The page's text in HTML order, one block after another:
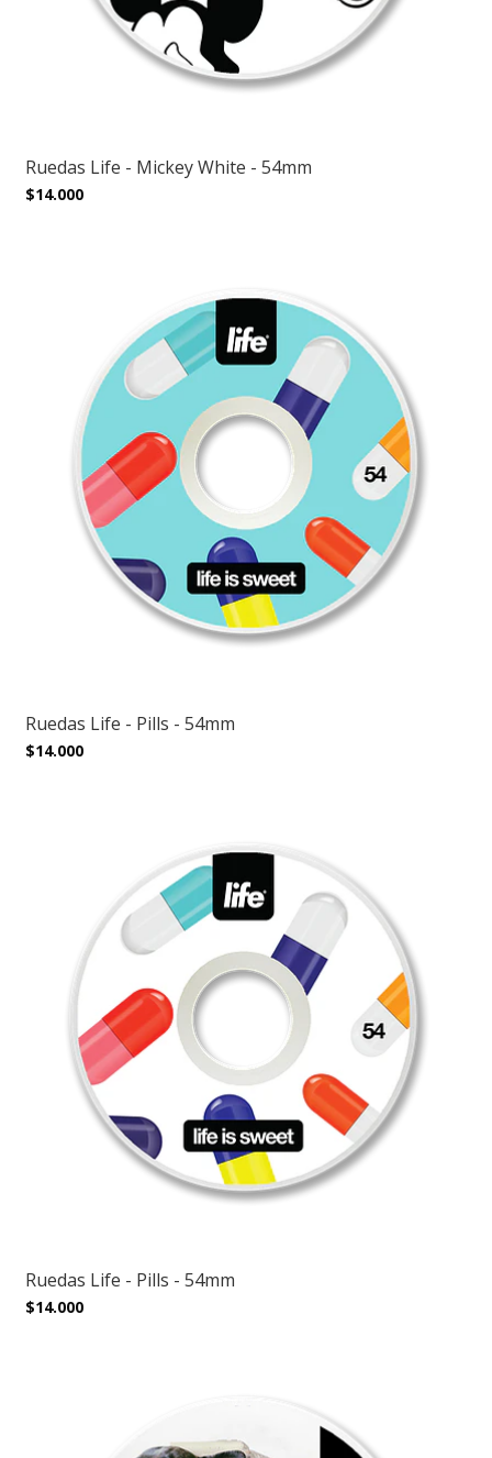
Ruedas Life - Mickey White - 54mm
$14.000
Ruedas Life - Pills - 54mm
$14.000
Ruedas Life - Pills - 54mm
$14.000